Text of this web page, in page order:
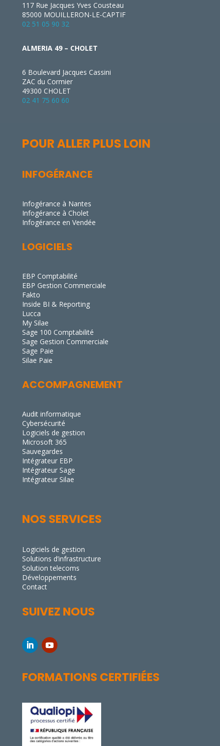
117 Rue Jacques Yves Cousteau
85000 MOUILLERON-LE-CAPTIF
02 51 05 90 32
ALMERIA 49 – CHOLET
6 Boulevard Jacques Cassini
ZAC du Cormier
49300 CHOLET
02 41 75 60 60
POUR ALLER PLUS LOIN
INFOGÉRANCE
Infogérance à Nantes
Infogérance à Cholet
Infogérance en Vendée
LOGICIELS
EBP Comptabilité
EBP Gestion Commerciale
Fakto
Inside BI & Reporting
Lucca
My Silae
Sage 100 Comptabilité
Sage Gestion Commerciale
Sage Paie
Silae Paie
ACCOMPAGNEMENT
Audit informatique
Cybersécurité
Logiciels de gestion
Microsoft 365
Sauvegardes
Intégrateur EBP
Intégrateur Sage
Intégrateur Silae
NOS SERVICES
Logiciels de gestion
Solutions d’infrastructure
Solution telecoms
Développements
Contact
SUIVEZ NOUS
FORMATIONS CERTIFIÉES